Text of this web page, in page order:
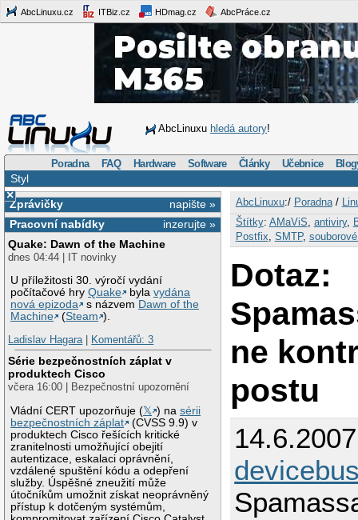
AbcLinuxu.cz ITBiz.cz HDmag.cz AbcPráce.cz
AbcLinuxu hledá autory!
Poradna FAQ Hardware Software Články Učebnice
Styl
×
napište »
Zprávičky
inzerujte »
Pracovní nabídky
Quake: Dawn of the Machine
dnes 04:44 | IT novinky
U příležitosti 30. výročí vydání
počítačové hryQuake bylavydána
nová epizoda
s názvem Dawn of the
Machine
(Steam ).
Ladislav Hagara| Komentářů: 3
Série bezpečnostních záplat v
produktech Cisco
včera 16:00 | Bezpečnostní upozornění
Vládní CERT upozorňuje (𝕏 ) nasérii
bezpečnostních záplat
(CVSS 9.9) v
produktech Cisco řešících kritické
zranitelnosti umožňující obejití
autentizace, eskalaci oprávnění,
vzdálené spuštění kódu a odepření
služby. Úspěšné zneužití může
útočníkům umožnit získat neoprávněný
přístup k dotčeným systémům,
AbcLinuxu:/ Poradna/
Štítky: AMaViS antiviry,
Postfix SMTP,
Dotaz:
ne
postu